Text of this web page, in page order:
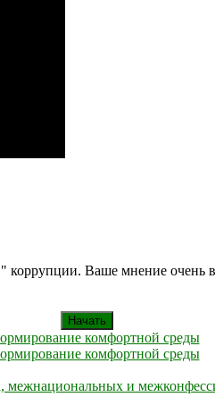
Ваше мнение
Начать